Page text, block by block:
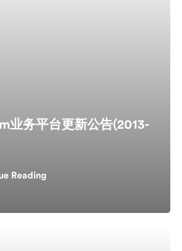
业务平台更新公告(2013-
Reading